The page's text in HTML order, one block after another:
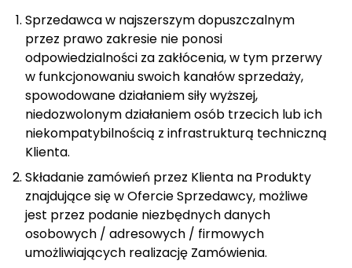
Sprzedawca w najszerszym dopuszczalnym
przez prawo zakresie nie ponosi
odpowiedzialności za zakłócenia, w tym przerwy
w funkcjonowaniu swoich kanałów sprzedaży,
spowodowane działaniem siły wyższej,
niedozwolonym działaniem osób trzecich lub ich
niekompatybilnością z infrastrukturą techniczną
Klienta.
Składanie zamówień przez Klienta na Produkty
znajdujące się w Ofercie Sprzedawcy, możliwe
jest przez podanie niezbędnych danych
osobowych / adresowych / firmowych
umożliwiających realizację Zamówienia.